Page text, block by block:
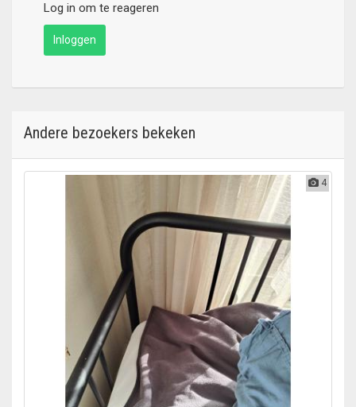
Log in om te reageren
Inloggen
Andere bezoekers bekeken
4